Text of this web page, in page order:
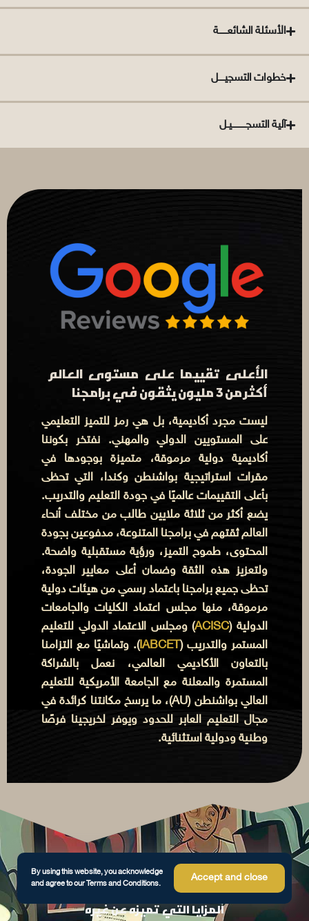
الأسئلة الشائعــــــة
خطوات التسجيــــل
الأعلى تقييما على مستوى العالم
أكثر من 3 مليون يثقون في برامجنا
ليست مجرد أكاديمية، بل هي رمز للتميز التعليمي
على المستويين الدولي والمهني. نفتخر بكوننا
أكاديمية دولية مرموقة، متميزة بوجودها في
مقرات استراتيجية بواشنطن وكندا، التي تحظى
بأعلى التقييمات عالميًا في جودة التعليم والتدريب.
يضع أكثر من ثلاثة ملايين طالب من مختلف أنحاء
العالم ثقتهم في برامجنا المتنوعة، مدفوعين بجودة
المحتوى، طموح التميز، ورؤية مستقبلية واضحة.
ولتعزيز هذه الثقة وضمان أعلى معايير الجودة،
تحظى جميع برامجنا باعتماد رسمي من هيئات دولية
مرموقة، منها مجلس اعتماد الكليات والجامعات
الدولية (ACISC) ومجلس الاعتماد الدولي للتعليم
المستمر والتدريب (IABCET). وتماشيًا مع التزامنا
بالتعاون الأكاديمي العالمي، نعمل بالشراكة
المستمرة والمعلنة مع الجامعة الأمريكية للتعليم
العالي بواشنطن (AU)، ما يرسخ مكانتنا كرائدة في
مجال التعليم العابر للحدود ويوفر لخريجينا فرصًا
وطنية ودولية استثنائية.
إن الحصول على شهادة معتمدة دوليًا في مجال
التصميم الجرافيكي يحمل في طياته العديد من
المزايا التي تميزه عن غيره
By using this website, you acknowledge
and agree to our Terms and Conditions.
Accept and close